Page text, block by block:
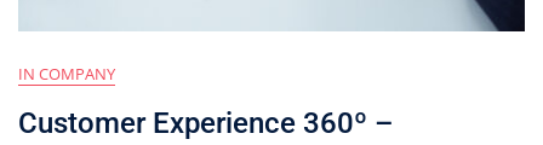
IN COMPANY
Customer Experience 360º –